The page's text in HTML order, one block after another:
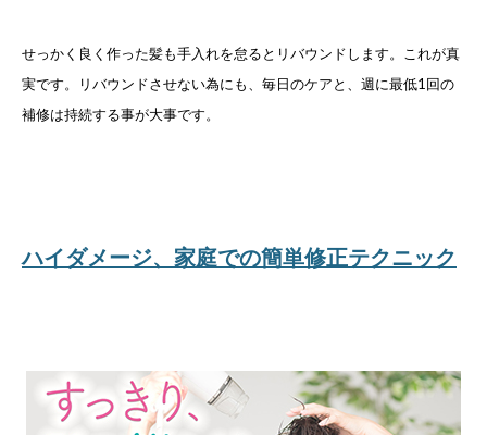
せっかく良く作った髪も手入れを怠るとリバウンドします。これが真
実です。リバウンドさせない為にも、毎日のケアと、週に最低1回の
補修は持続する事が大事です。
ハイダメージ、家庭での簡単修正テクニック